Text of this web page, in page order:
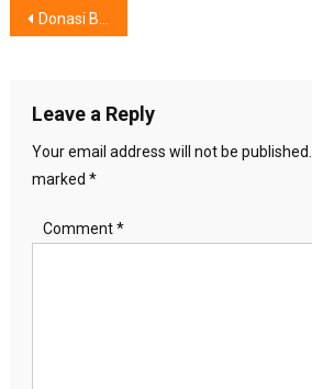
Post
Donasi Beriring Peduli Kesejahteraan Karyawan
Leave a Reply
Your email address will not be published.
marked *
Comment*